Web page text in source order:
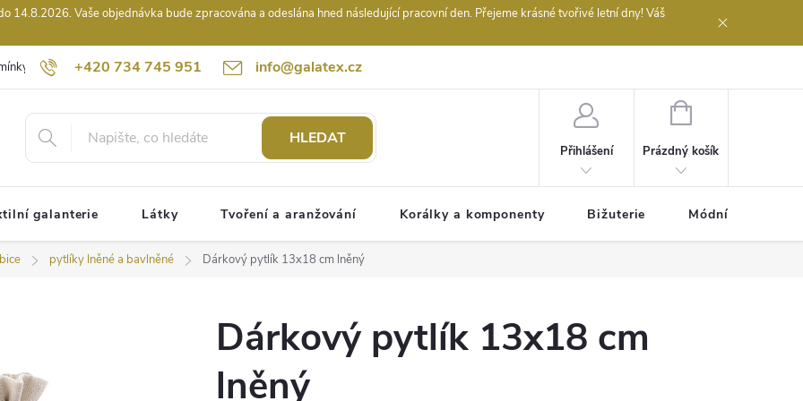
14.8.2026. Vaše objednávka bude zpracována a odeslána hned následující pracovní den. Přejeme krásné tvořivé letní dny! Váš
+420 734 745 951 info@galatex.cz
Podmínky ochrany osobních údajů Kontakty Hodnocení obchodu
HLEDAT
Přihlášení
NÁKUPNÍ
Prázdný košík
galanterie Látky Tvoření a aranžování Korálky a komponenty Bižuterie Módní doplňky
pytlíky lněné a bavlněné Dárkový pytlík 13x18 cm lněný
Dárkový pytlík 13x18 cm
lněný